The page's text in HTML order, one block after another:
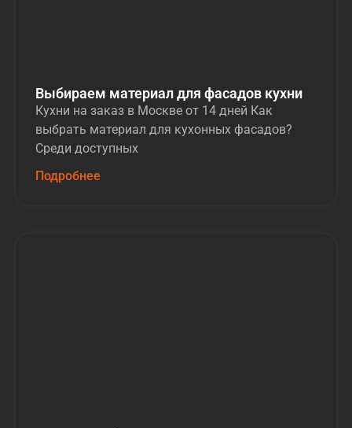
Выбираем материал для фасадов кухни
Кухни на заказ в Москве от 14 дней Как
выбрать материал для кухонных фасадов?
Среди доступных
Подробнее